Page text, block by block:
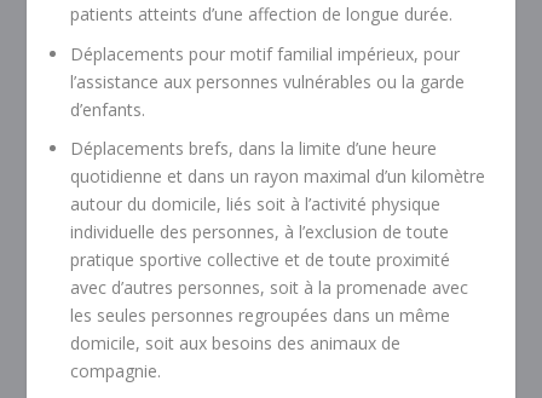
patients atteints d’une affection de longue durée.
Déplacements pour motif familial impérieux, pour
l’assistance aux personnes vulnérables ou la garde
d’enfants.
Déplacements brefs, dans la limite d’une heure
quotidienne et dans un rayon maximal d’un kilomètre
autour du domicile, liés soit à l’activité physique
individuelle des personnes, à l’exclusion de toute
pratique sportive collective et de toute proximité
avec d’autres personnes, soit à la promenade avec
les seules personnes regroupées dans un même
domicile, soit aux besoins des animaux de
compagnie.